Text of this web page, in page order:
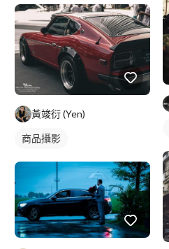
黃竣衍 (Yen)
商品攝影